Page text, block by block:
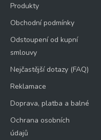
Produkty
Obchodní podmínky
Odstoupení od kupní
smlouvy
Nejčastější dotazy (FAQ)
Reklamace
Doprava, platba a balné
Ochrana osobních
údajů